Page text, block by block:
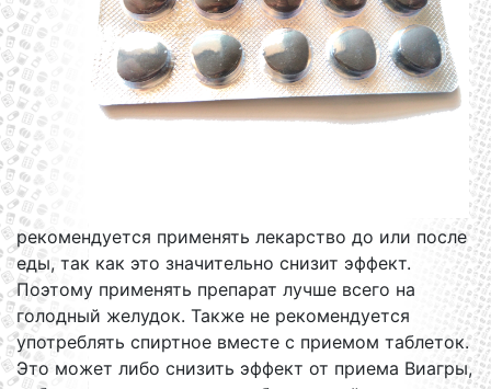
рекомендуется применять лекарство до или после
еды, так как это значительно снизит эффект.
Поэтому применять препарат лучше всего на
голодный желудок. Также не рекомендуется
употреблять спиртное вместе с приемом таблеток.
Это может либо снизить эффект от приема Виагры,